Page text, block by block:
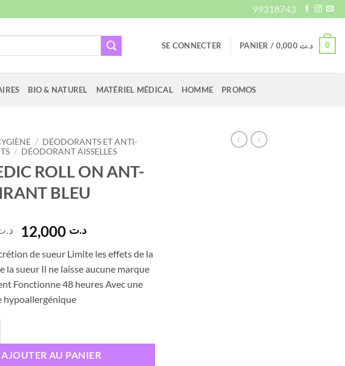
99318743
SE CONNECTER PANIER / د.ت 0,000 0
BIO & NATUREL MATÉRIEL MÉDICAL HOMME PROMOS
/ DÉODORANTS ET ANTI-
/ DÉODORANT AISSELLES
ROLL ON ANT-
BLEU
Le
prix
initial
était :
د.ت 20,000.
د.تLe
actuel
est :
de sueur Limite les effets de la
la sueur Il ne laisse aucune marque
Fonctionne 48 heures Avec une
hypoallergénique
AJOUTER AU PANIER